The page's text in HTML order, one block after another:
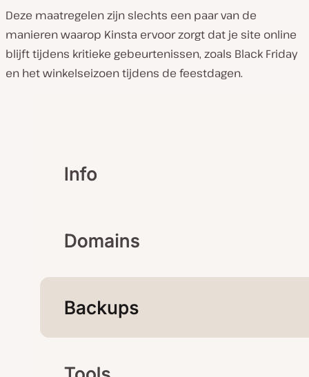
Deze maatregelen zijn slechts een paar van de
manieren waarop Kinsta ervoor zorgt dat je site online
blijft tijdens kritieke gebeurtenissen, zoals Black Friday
en het winkelseizoen tijdens de feestdagen.